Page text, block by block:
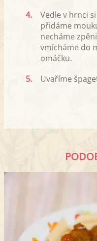
4.
Vedle v hrnci
přidáme
necháme
vmícháme do
omáčku.
5.
Uvaříme